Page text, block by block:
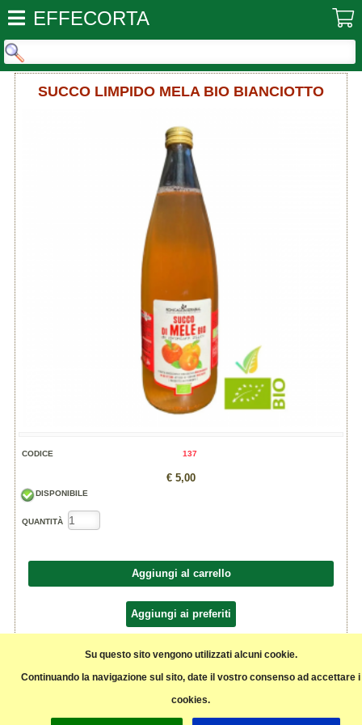
Su questo sito vengono utilizzati alcuni cookie.
Continuando la navigazione sul sito, date il vostro consenso ad accettare i
cookies.
EFFECORTA
SUCCO LIMPIDO MELA BIO BIANCIOTTO
CODICE 137
€ 5,00
DISPONIBILE
QUANTITÀ
Aggiungi al carrello
Aggiungi ai preferiti
Condividi